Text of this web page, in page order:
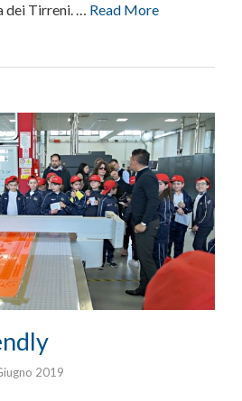
dei Tirreni. … Read More
2019